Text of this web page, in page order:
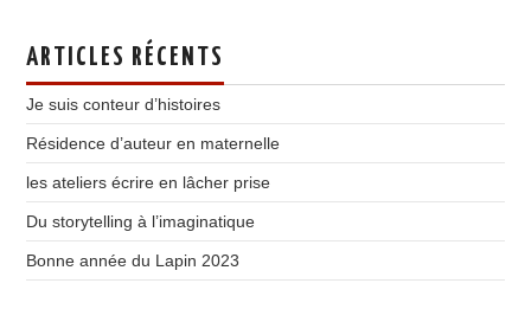
ARTICLES RÉCENTS
Je suis conteur d’histoires
Résidence d’auteur en maternelle
les ateliers écrire en lâcher prise
Du storytelling à l’imaginatique
Bonne année du Lapin 2023